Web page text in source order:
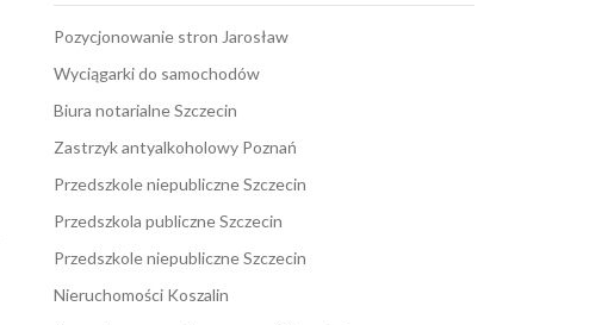
Pozycjonowanie stron Jarosław
Wyciągarki do samochodów
Biura notarialne Szczecin
Zastrzyk antyalkoholowy Poznań
Przedszkole niepubliczne Szczecin
Przedszkola publiczne Szczecin
Przedszkole niepubliczne Szczecin
Nieruchomości Koszalin